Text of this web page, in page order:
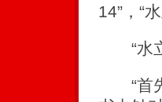
14”，“
“水立
“首先